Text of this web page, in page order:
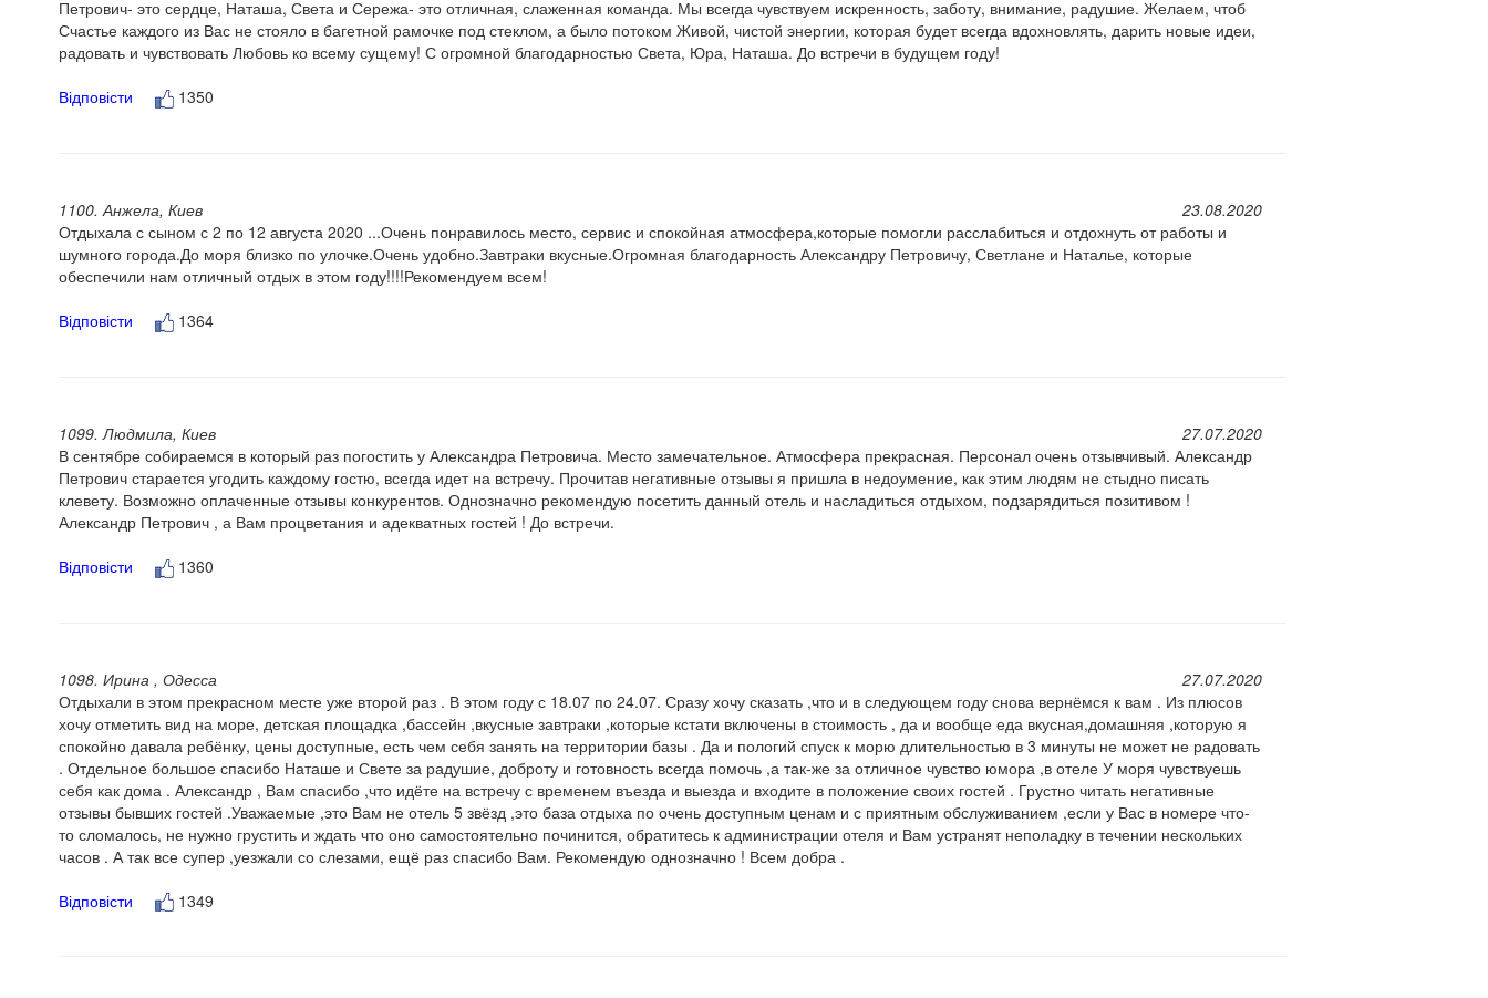
Петрович- это сердце, Наташа, Света и Сережа- это отличная, слаженная команда. Мы всегда чувствуем искренность, заботу, внимание, радушие. Желаем, чтоб
Счастье каждого из Вас не стояло в багетной рамочке под стеклом, а было потоком Живой, чистой энергии, которая будет всегда вдохновлять, дарить новые идеи,
радовать и чувствовать Любовь ко всему сущему! С огромной благодарностью Света, Юра, Наташа. До встречи в будущем году!
Відповісти
1350
1100. Анжела, Киев
23.08.2020
Отдыхала с сыном с 2 по 12 августа 2020 ...Очень понравилось место, сервис и спокойная атмосфера,которые помогли расслабиться и отдохнуть от работы и
шумного города.До моря близко по улочке.Очень удобно.Завтраки вкусные.Огромная благодарность Александру Петровичу, Светлане и Наталье, которые
обеспечили нам отличный отдых в этом году!!!!Рекомендуем всем!
Відповісти
1364
1099. Людмила, Киев
27.07.2020
В сентябре собираемся в который раз погостить у Александра Петровича. Место замечательное. Атмосфера прекрасная. Персонал очень отзывчивый. Александр
Петрович старается угодить каждому гостю, всегда идет на встречу. Прочитав негативные отзывы я пришла в недоумение, как этим людям не стыдно писать
клевету. Возможно оплаченные отзывы конкурентов. Однозначно рекомендую посетить данный отель и насладиться отдыхом, подзарядиться позитивом !
Александр Петрович , а Вам процветания и адекватных гостей ! До встречи.
Відповісти
1360
1098. Ирина , Одесса
27.07.2020
Отдыхали в этом прекрасном месте уже второй раз . В этом году с 18.07 по 24.07. Сразу хочу сказать ,что и в следующем году снова вернёмся к вам . Из плюсов
хочу отметить вид на море, детская площадка ,бассейн ,вкусные завтраки ,которые кстати включены в стоимость , да и вообще еда вкусная,домашняя ,которую я
спокойно давала ребёнку, цены доступные, есть чем себя занять на территории базы . Да и пологий спуск к морю длительностью в 3 минуты не может не радовать
. Отдельное большое спасибо Наташе и Свете за радушие, доброту и готовность всегда помочь ,а так-же за отличное чувство юмора ,в отеле У моря чувствуешь
себя как дома . Александр , Вам спасибо ,что идёте на встречу с временем въезда и выезда и входите в положение своих гостей . Грустно читать негативные
отзывы бывших гостей .Уважаемые ,это Вам не отель 5 звёзд ,это база отдыха по очень доступным ценам и с приятным обслуживанием ,если у Вас в номере что-
то сломалось, не нужно грустить и ждать что оно самостоятельно починится, обратитесь к администрации отеля и Вам устранят неполадку в течении нескольких
часов . А так все супер ,уезжали со слезами, ещё раз спасибо Вам. Рекомендую однозначно ! Всем добра .
Відповісти
1349